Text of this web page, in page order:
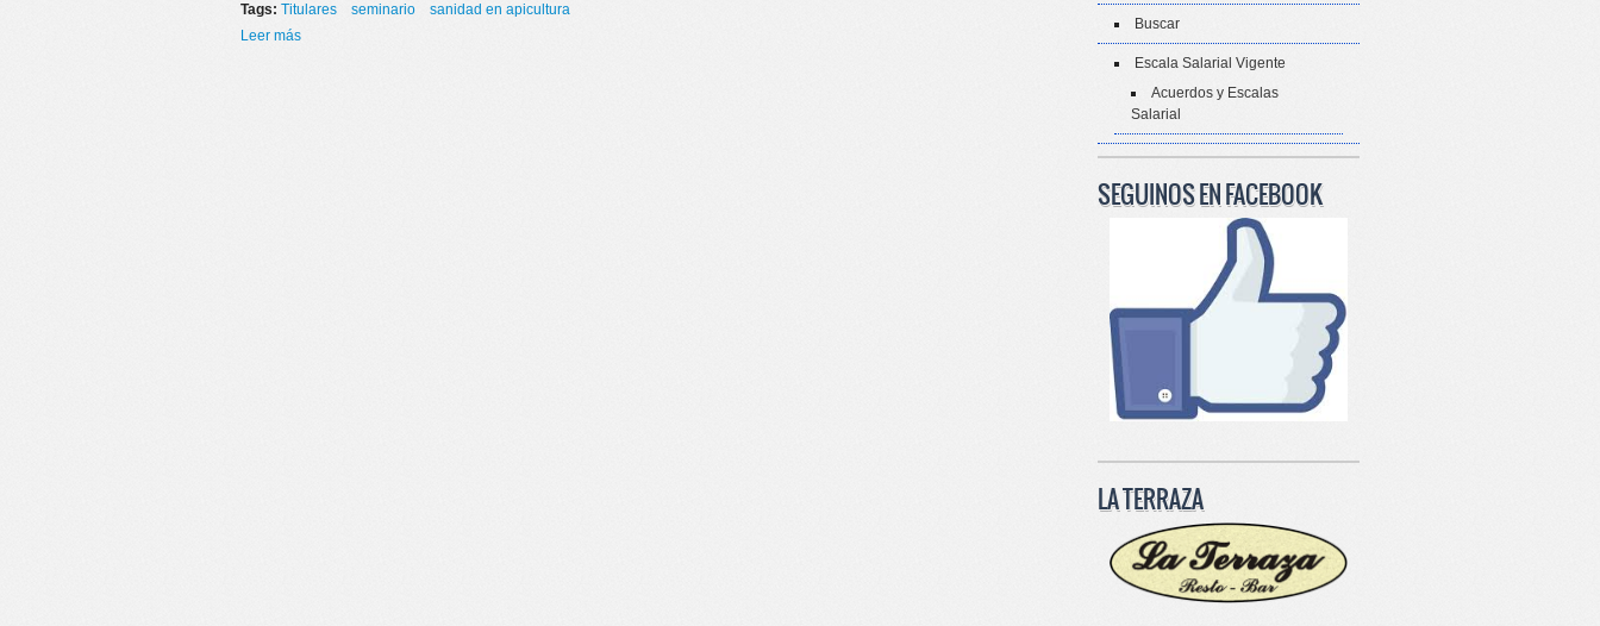
Tags: Titulares seminario
sanidad en apicultura
Leer más
Buscar
Escala Salarial Vigente
Acuerdos y Escalas
Salarial
SEGUINOS EN FACEBOOK
LA TERRAZA